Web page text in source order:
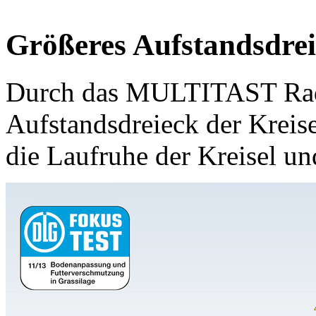
Größeres
Durch das MULTITAST
Aufstandsdreieck der
die Laufruhe der Kreisel